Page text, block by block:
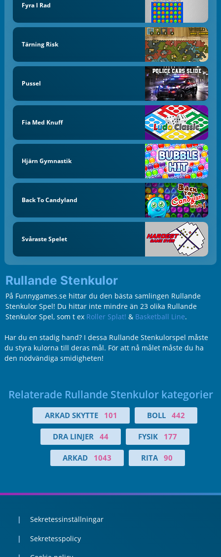
Fyra I Rad
Tärning Risk
Pussel
Fia Med Knuff
Hjärn Gymnastik
Back To Candyland
Svåraste Spelet
Rullande Stenkulor
På Funnygames.se hittar du den bästa samlingen Rullande
Stenkulor Spel! Du hittar inte mindre än 23 olika Rullande
Stenkulor Spel, som t ex Roller Splat! & Basketball Line.
Har du en stadig hand? I dessa Rullande Stenkulorspel måste
du styra kulorna till deras mål. För att nå målet måste du ha
den nödvändiga smidigheten!
Relaterade Rullande Stenkulor kategorier
ARKAD SKYTTE 101 BOLL 442
DRA LINJER 44 FYSIK 177
ARKAD 1043 RITA 90
Sekretessinställningar
Sekretesspolicy